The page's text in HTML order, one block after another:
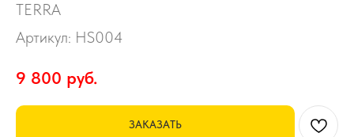
TERRA
Артикул: HS004
9 800 руб.
ЗАКАЗАТЬ